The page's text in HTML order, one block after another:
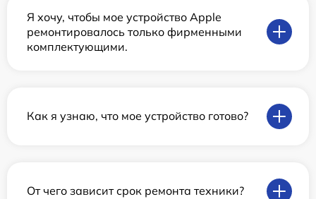
Я хочу, чтобы мое устройство Apple
ремонтировалось только фирменными
комплектующими.
Как я узнаю, что мое устройство готово?
От чего зависит срок ремонта техники?